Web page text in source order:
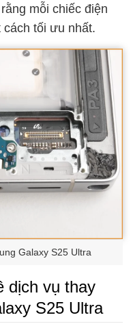
mỗi chiếc điện
tối ưu nhất.
Galaxy S25 Ultra
dịch vụ thay
S25 Ultra